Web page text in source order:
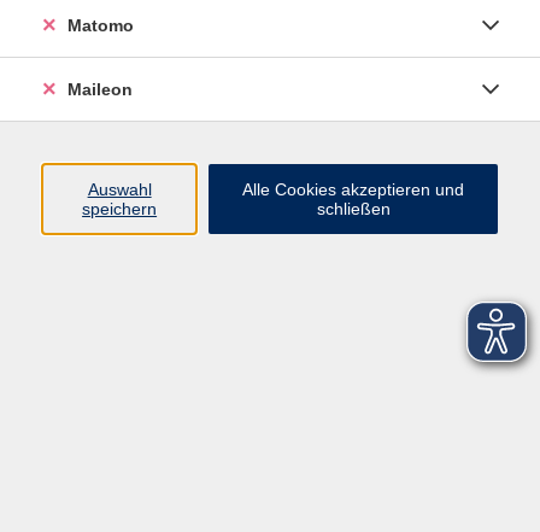
Matomo
Maileon
Auswahl
speichern
Alle Cookies akzeptieren und
schließen